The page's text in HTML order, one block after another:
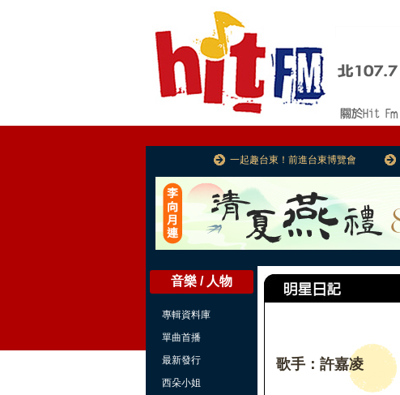
一起趣台東！前進台東博覽會
音樂 / 人物
專輯資料庫
單曲首播
最新發行
西朵小姐
歌手：許嘉凌